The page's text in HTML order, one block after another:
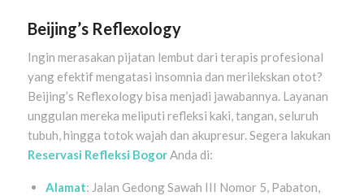
Beijing’s Reflexology
Ingin merasakan pijatan lembut dari terapis profesional
yang efektif mengatasi insomnia dan merilekskan otot?
Beijing’s Reflexology bisa menjadi jawabannya. Layanan
unggulan mereka meliputi refleksi kaki, tangan, seluruh
tubuh, hingga totok wajah dan akupresur. Segera lakukan
Reservasi Refleksi BogorAnda di:
Alamat: Jalan Gedong Sawah III Nomor 5, Pabaton,